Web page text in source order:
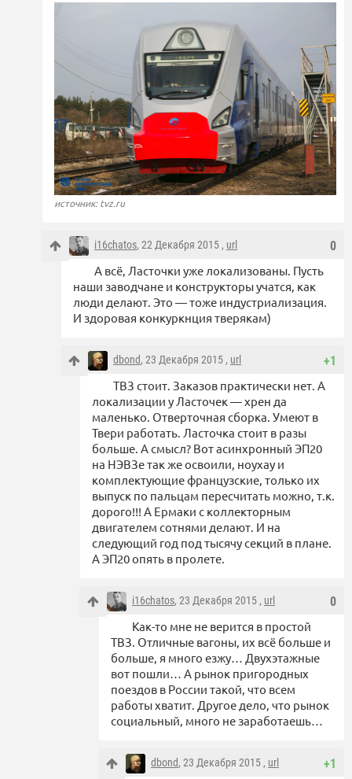
источник: tvz.ru
0
i16chatos, 22 Декабря 2015 , url
А всё, Ласточки уже локализованы. Пусть
наши заводчане и конструкторы учатся, как
люди делают. Это — тоже индустриализация.
И здоровая конкуркнция тверякам)
+1
dbond, 23 Декабря 2015 , url
ТВЗ стоит. Заказов практически нет. А
локализации у Ласточек — хрен да
маленько. Отверточная сборка. Умеют в
Твери работать. Ласточка стоит в разы
больше. А смысл? Вот асинхронный ЭП20
на НЭВЗе так же освоили, ноухау и
комплектующие французские, только их
выпуск по пальцам пересчитать можно, т.к.
дорого!!! А Ермаки с коллекторным
двигателем сотнями делают. И на
следующий год под тысячу секций в плане.
А ЭП20 опять в пролете.
0
i16chatos, 23 Декабря 2015 , url
Как-то мне не верится в простой
ТВЗ. Отличные вагоны, их всё больше и
больше, я много езжу… Двухэтажные
вот пошли… А рынок пригородных
поездов в России такой, что всем
работы хватит. Другое дело, что рынок
социальный, много не заработаешь…
+1
dbond, 23 Декабря 2015 , url